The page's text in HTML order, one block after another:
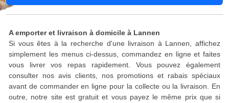
A emporter et livraison à domicile à Lannen
Si vous êtes à la recherche d'une livraison à Lannen, affichez
simplement les menus ci-dessus, commandez en ligne et faites
vous livrer vos repas rapidement. Vous pouvez également
consulter nos avis clients, nos promotions et rabais spéciaux
avant de commander en ligne pour la collecte ou la livraison. En
outre, notre site est gratuit et vous payez le même prix que si